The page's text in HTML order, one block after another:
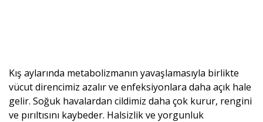
Kış aylarında metabolizmanın yavaşlamasıyla birlikte
vücut direncimiz azalır ve enfeksiyonlara daha açık hale
gelir. Soğuk havalardan cildimiz daha çok kurur, rengini
ve pırıltısını kaybeder. Halsizlik ve yorgunluk